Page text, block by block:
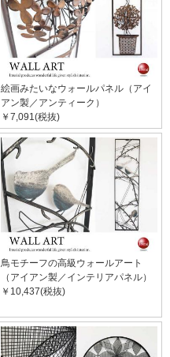
絵画みたいなウォールパネル（アイ
アン製／アンティーク）
￥7,091(税抜)
鳥モチーフの高級ウォールアート
（アイアン製／インテリアパネル）
￥10,437(税抜)